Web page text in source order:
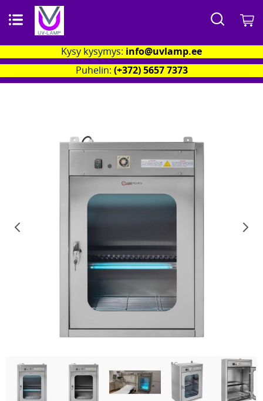
Search
Kysy kysymys: info@uvlamp.ee
Puhelin: (+372) 5657 7373